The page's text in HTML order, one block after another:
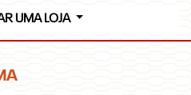
UMA LOJA